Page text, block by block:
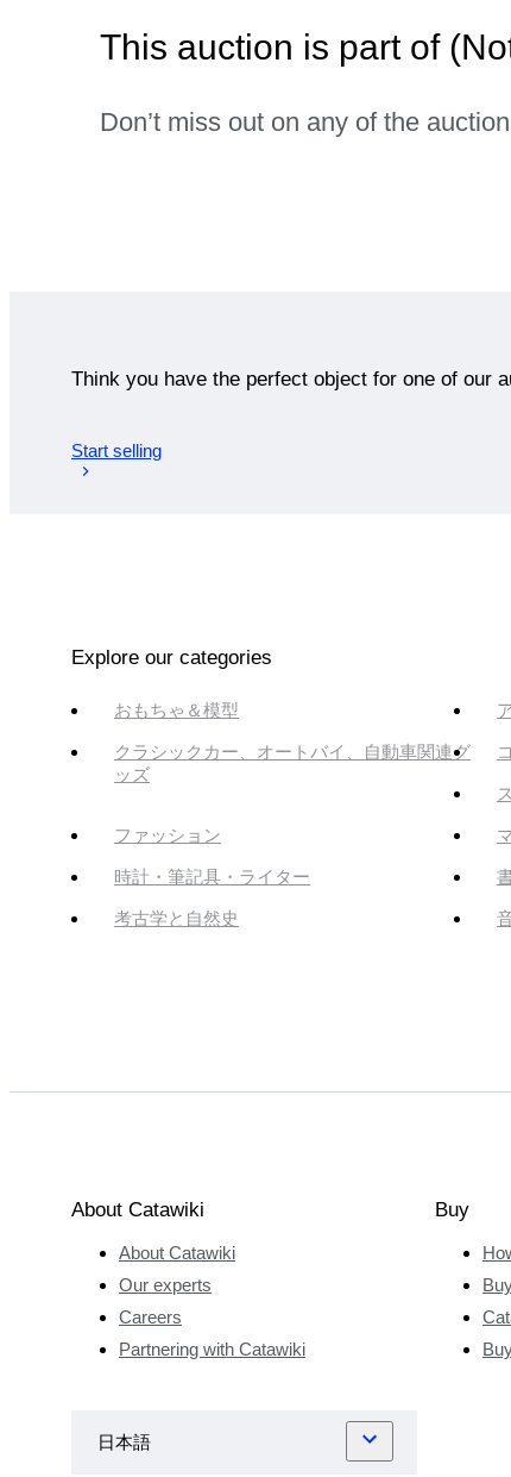
This auction is part of
Don’t miss out on any of the
Think you have the perfect object for one of our
Start selling
Explore our categories
おもちゃ＆模型
クラシックカー、オートバイ、自動車関連グ
ッズ
ファッション
時計・筆記具・ライター
考古学と自然史
About Catawiki
About Catawiki
Our experts
Careers
Partnering with Catawiki
Buy